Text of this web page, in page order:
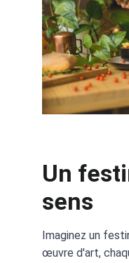
Un
sens
Imaginez un
œuvre d'art,